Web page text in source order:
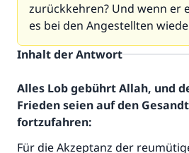
zurückkehren? Und wenn er
es bei den Angestellten
Inhalt der Antwort
Alles Lob gebührt Allah, und
Frieden seien auf den
fortzufahren:
Für die Akzeptanz der